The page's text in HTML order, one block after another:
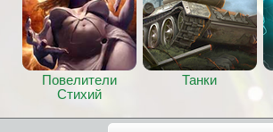
Повелители
Стихий
Танки